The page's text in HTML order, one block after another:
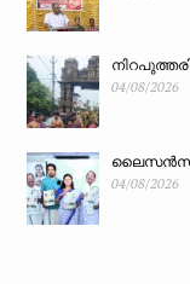
04/08/2026
ലൈസൻസ്
04/08/2026